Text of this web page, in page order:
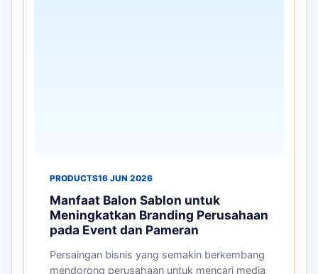
PRODUCTS16 JUN 2026
Manfaat Balon Sablon untuk
Meningkatkan Branding Perusahaan
pada Event dan Pameran
Persaingan bisnis yang semakin berkembang
mendorong perusahaan untuk mencari media